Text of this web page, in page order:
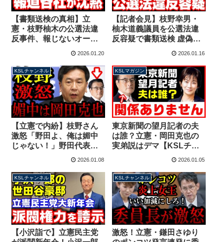
【書類送検の真相】立
憲・枝野柚木の公選法違
反事件、報じないオール
てきた報道の闇とネット
デマ【KSLチャンネル】
2026.01.20
【記者会見】枝野幸男・
柚木道義議員を公選法違
反容疑で書類送検 虚偽の
した疑い【KSLチャンネ
ル】
2026.01.16
KSLチャンネル
【立憲で内紛】枝野さん
激怒「野田よ、俺は媚中
じゃない！」野田代表
「媚中派は岡田克也さん
チャンネル】
2026.01.08
KSLマガジン
東京新聞の望月記者の夫
は誰？立憲・岡田克也の
実弟説はデマ【KSLチャ
ンネル】マガジン259号
2026.01.05
KSLチャンネル
【小沢詣で】立憲民主党
KSLチャンネル
激怒！立憲・鎌田さゆり